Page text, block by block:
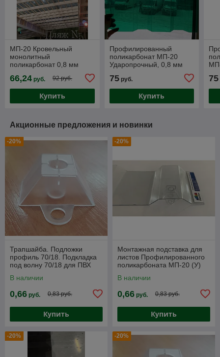
МП-20 Кровельный
монолитный
поликарбонат 0,8 мм
137,5/18мм (прозрачный)
1050*3000мм BORREX
66,24 руб. 92 руб.
Купить
Профилированный
поликарбонат МП-20
Ударопрочный, 0,8 мм
137,5/18мм,Серый,
Бронза, Зеленый, Янт
75руб.
Купить
75
Акционные предложения и новинки
-20%
Трапшайба. Подложки
профиль 70/18. Подкладка
под волну 70/18 для ПВХ
В наличии
0,66 руб. 0,83 руб.
Купить
-20%
Монтажная подставка для
листов Профилированного
поликарбоната МП-20 (У)
В наличии
0,66 руб. 0,83 руб.
Купить
-20% -20%